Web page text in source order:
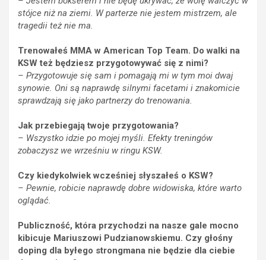
stójce niż na ziemi. W parterze nie jestem mistrzem, ale
tragedii też nie ma.
Trenowałeś MMA w American Top Team. Do walki na
KSW też będziesz przygotowywać się z nimi?
– Przygotowuje się sam i pomagają mi w tym moi dwaj
synowie. Oni są naprawdę silnymi facetami i znakomicie
sprawdzają się jako partnerzy do trenowania.
Jak przebiegają twoje przygotowania?
– Wszystko idzie po mojej myśli. Efekty treningów
zobaczysz we wrześniu w ringu KSW.
Czy kiedykolwiek wcześniej słyszałeś o KSW?
– Pewnie, robicie naprawdę dobre widowiska, które warto
oglądać.
Publiczność, która przychodzi na nasze gale mocno
kibicuje Mariuszowi Pudzianowskiemu. Czy głośny
doping dla byłego strongmana nie będzie dla ciebie